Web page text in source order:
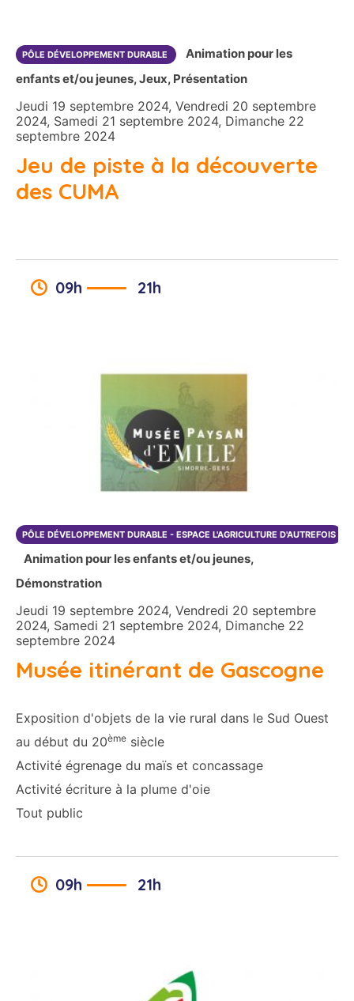
PÔLE DÉVELOPPEMENT DURABLE
Animation pour les
enfants et/ou jeunes, Jeux, Présentation
Jeudi 19 septembre 2024, Vendredi 20 septembre
2024, Samedi 21 septembre 2024, Dimanche 22
septembre 2024
Jeu de piste à la découverte
des CUMA
09h 21h
PÔLE DÉVELOPPEMENT DURABLE - ESPACE L'AGRICULTURE D'AUTREFOIS
Animation pour les enfants et/ou jeunes,
Démonstration
Jeudi 19 septembre 2024, Vendredi 20 septembre
2024, Samedi 21 septembre 2024, Dimanche 22
septembre 2024
Musée itinérant de Gascogne
Exposition d'objets de la vie rural dans le Sud Ouest
au début du 20ème siècle
Activité égrenage du maïs et concassage
Activité écriture à la plume d'oie
Tout public
09h 21h